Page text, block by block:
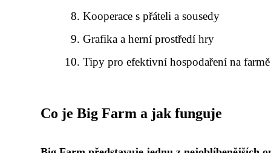
Kooperace s přáteli a sousedy
Grafika a herní prostředí hry
Tipy pro efektivní hospodaření na farmě
Co je Big Farm a jak funguje